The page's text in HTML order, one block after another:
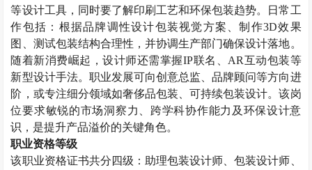
等设计工具，同时要了解印刷工艺和环保包装趋势。日常工
作包括：根据品牌调性设计包装视觉方案、制作3D效果
图、测试包装结构合理性，并协调生产部门确保设计落地。
随着新消费崛起，设计师还需掌握IP联名、 AR互动包装等
新型设计手法。职业发展可向创意总监、品牌顾问等方向进
阶，或专注细分领域如奢侈品包装、可持续包装设计。该岗
位要求敏锐的市场洞察力、跨学科协作能力及环保设计意
识，是提升产品溢价的关键角色。
职业资格等级
该职业资格证书共分四级：助理包装设计师、包装设计师、